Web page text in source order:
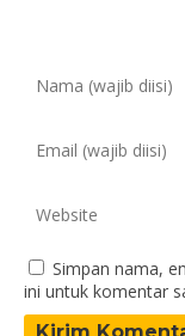
Simpan nama,
ini untuk komentar